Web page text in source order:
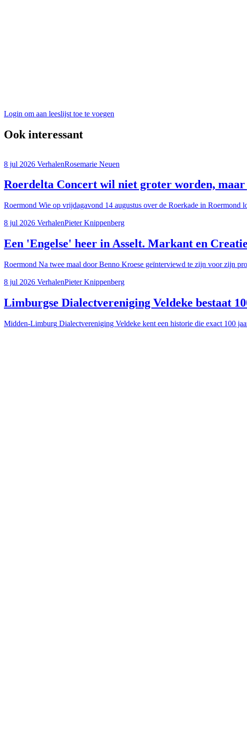
Login om aan leeslijst toe te voegen
Ook interessant
8 jul 2026 VerhalenRosemarie Neuen
Roerdelta Concert wil niet groter worden,
Roermond Wie op vrijdagavond 14 augustus over de Roerkade in Roermond
8 jul 2026 VerhalenPieter Knippenberg
Een 'Engelse' heer in Asselt. Markant en
Roermond Na twee maal door Benno Kroese geïnterviewd te zijn voor zijn
8 jul 2026 VerhalenPieter Knippenberg
Limburgse Dialectvereniging Veldeke bestaat
Midden-Limburg Dialectvereniging Veldeke kent een historie die exact 100